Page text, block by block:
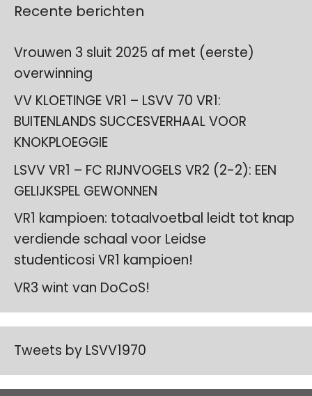
Recente berichten
Vrouwen 3 sluit 2025 af met (eerste)
overwinning
VV KLOETINGE VR1 – LSVV 70 VR1:
BUITENLANDS SUCCESVERHAAL VOOR
KNOKPLOEGGIE
LSVV VR1 – FC RIJNVOGELS VR2 (2-2): EEN
GELIJKSPEL GEWONNEN
VR1 kampioen: totaalvoetbal leidt tot knap
verdiende schaal voor Leidse
studenticosi VR1 kampioen!
VR3 wint van DoCoS!
Tweets by LSVV1970